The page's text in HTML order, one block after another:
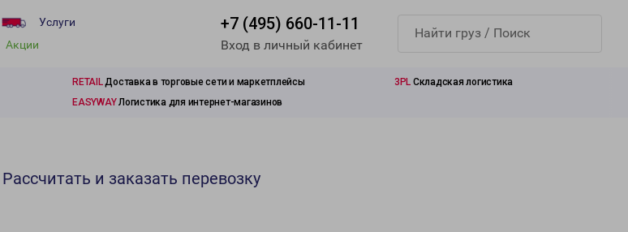
Услуги
Акции
+7 (495) 660-11-11
Вход в личный кабинет
RETAILДоставка в торговые сети и маркетплейсы 3PL Складская логистика
EASYWAYЛогистика для интернет-магазинов
Рассчитать и заказать перевозку